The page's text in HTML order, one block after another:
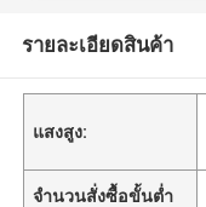
รายละเอียดสินค้า
แสงสูง:
จำนวนสั่งซื้อขั้นต่ำ